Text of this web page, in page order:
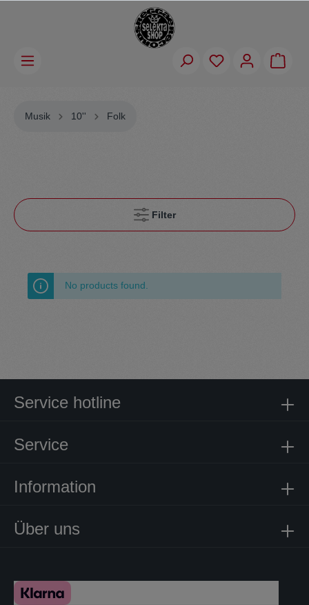
Musik 10'' Folk
Filter
No products found.
Über uns
Service hotline
Service
Information